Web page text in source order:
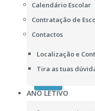
Calendário Escolar
Contratação de
Contactos
Localização e
Tira as tuas
ANO LETIVO
03
OUT